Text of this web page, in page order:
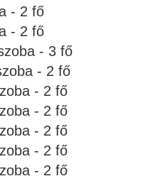
- 2 fő
- 2 fő
- 3 fő
- 2 fő
- 2 fő
- 2 fő
- 2 fő
- 2 fő
- 2 fő